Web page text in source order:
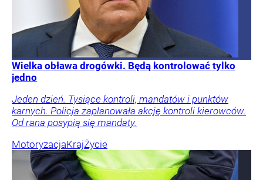
Wielka obława drogówki. Będą kontrolować tylko
jedno
Jeden dzień. Tysiące kontroli, mandatów i punktów
karnych. Policja zaplanowała akcję kontroli kierowców.
Od rana posypią się mandaty.
MotoryzacjaKrajŻycie